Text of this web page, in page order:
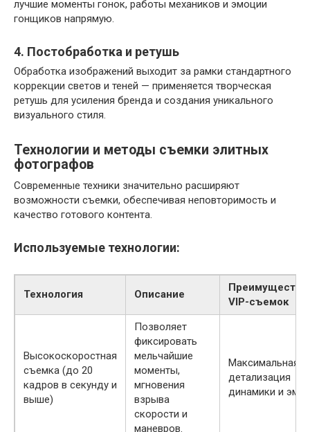
лучшие моменты гонок, работы механиков и эмоции
гонщиков напрямую.
4. Постобработка и ретушь
Обработка изображений выходит за рамки стандартного
коррекции светов и теней — применяется творческая
ретушь для усиления бренда и создания уникального
визуального стиля.
Технологии и методы съемки элитных
фотографов
Современные техники значительно расширяют
возможности съемки, обеспечивая неповторимость и
качество готового контента.
Используемые технологии:
Технология Описание
Преимущества
VIP-съемок
Высокоскоростная
съемка (до 20
кадров в секунду и
выше)
Позволяет
фиксировать
мельчайшие
моменты,
мгновения
взрыва
скорости и
маневров.
Максимальная
детализация
динамики и